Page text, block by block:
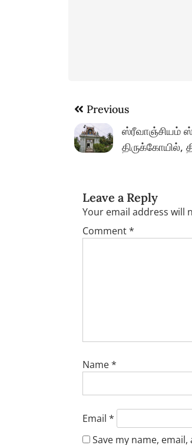
Post
navigation
Previous
ஸ்ரீவாஞ்சியம்
திருக்கோயில்,
Leave a Reply
Your email address will
Comment*
Name*
Email *
Save my name,